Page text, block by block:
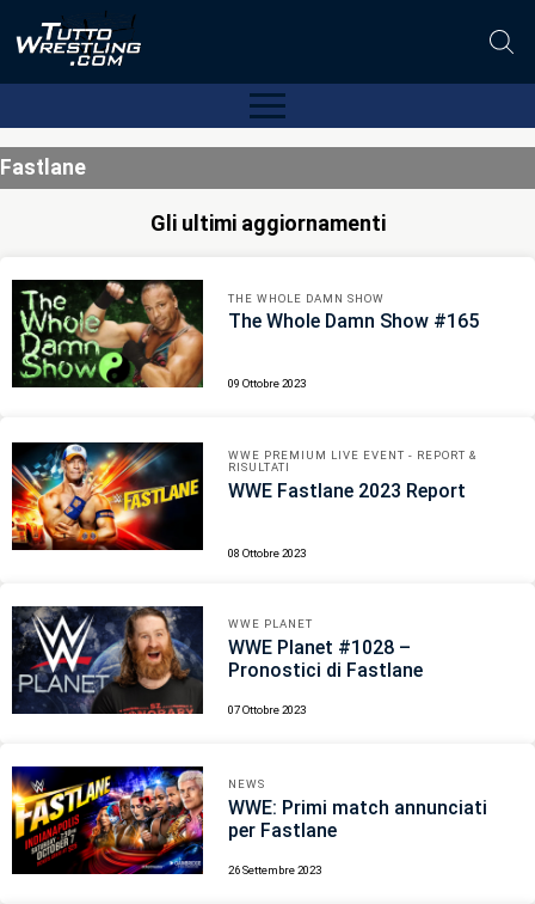
Fastlane
Gli ultimi aggiornamenti
THE WHOLE DAMN SHOW
The Whole Damn Show #165
09 Ottobre 2023
WWE PREMIUM LIVE EVENT - REPORT &
RISULTATI
WWE Fastlane 2023 Report
08 Ottobre 2023
WWE PLANET
WWE Planet #1028 –
Pronostici di Fastlane
07 Ottobre 2023
NEWS
WWE: Primi match annunciati
per Fastlane
26 Settembre 2023